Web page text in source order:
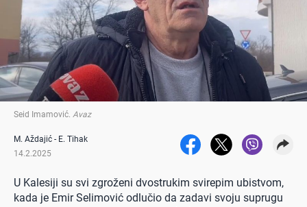
Seid Imamović. Avaz
M. Aždajić - E. Tihak
14.2.2025
U Kalesiji su svi zgroženi dvostrukim svirepim ubistvom,
kada je Emir Selimović odlučio da zadavi svoju suprugu